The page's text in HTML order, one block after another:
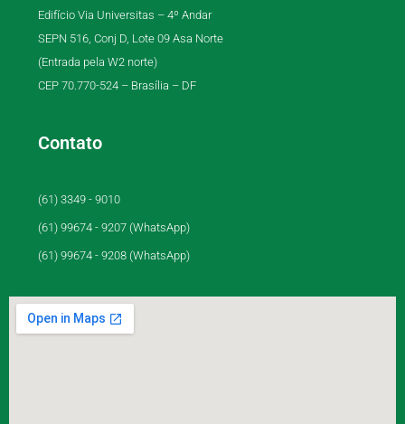
Edifício Via Universitas – 4º Andar
SEPN 516, Conj D, Lote 09 Asa Norte
(Entrada pela W2 norte)
CEP 70.770-524 – Brasília – DF
Contato
(61) 3349 - 9010
(61) 99674 - 9207 (WhatsApp)
(61) 99674 - 9208 (WhatsApp)